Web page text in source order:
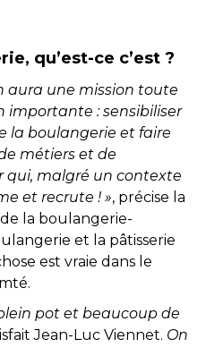
qu’est-ce c’est ?
aura une mission toute
importante : sensibiliser
la boulangerie et faire
métiers et de
qui, malgré un contexte
et recrute ! », précise la
la boulangerie-
et la pâtisserie
est vraie dans le
pot et beaucoup de
Jean-Luc Viennet. On